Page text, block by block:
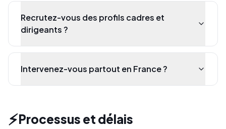
Recrutez-vous des profils cadres et
dirigeants ?
Intervenez-vous partout en France ?
⚡Processus et délais